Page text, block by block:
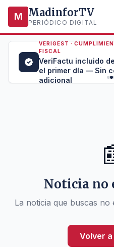
M MadinforTV
PERIÓDICO DIGITAL
VERIGEST ·
FISCAL
VeriFactu incluido
el primer día — Sin
adicional
Noticia no
La noticia que buscas no
Volver